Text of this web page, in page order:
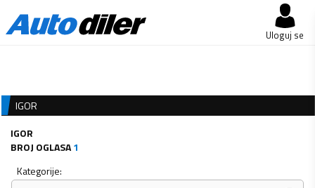
Uloguj se
IGOR
IGOR
BROJ OGLASA1
Kategorije: